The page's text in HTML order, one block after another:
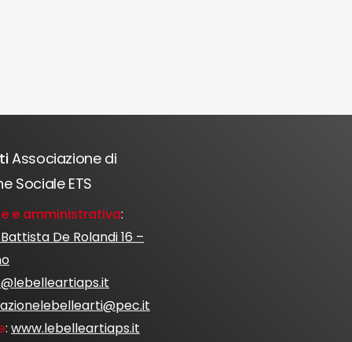
Associazione di
Sociale ETS
e amministrativa:
De Rolandi 16 –
: www.lebelleartiaps.it